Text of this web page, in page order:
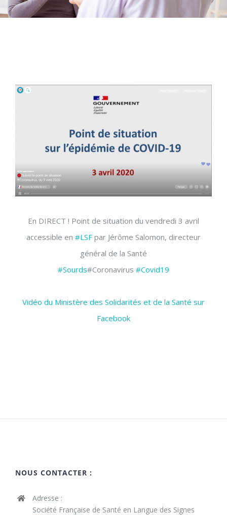
En DIRECT ! Point de situation du vendredi 3 avril
accessible en #LSF par Jérôme Salomon, directeur
général de la Santé
#Sourds#Coronavirus #Covid19
Vidéo du Ministère des Solidarités et de la Santé sur
Facebook
NOUS CONTACTER :
Adresse :
Société Française de Santé en Langue des Signes